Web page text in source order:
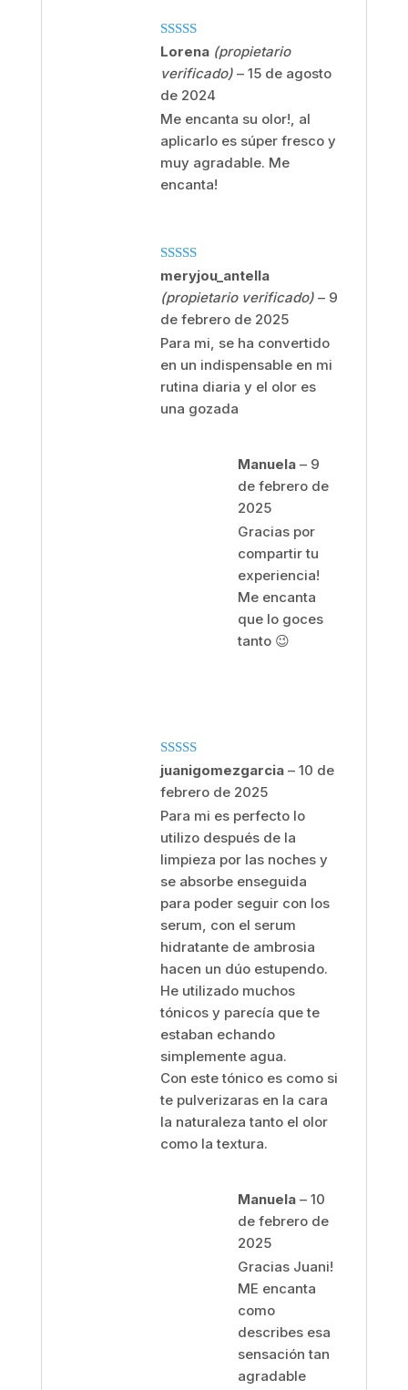
Valorado
de 5
Lorena (propietario
verificado) – 15 de agosto
de 2024
Me encanta su olor!, al
aplicarlo es súper fresco y
muy agradable. Me
encanta!
Valorado
5de 5
meryjou_antella
(propietario verificado) – 9
de febrero de 2025
Para mi, se ha convertido
en un indispensable en mi
rutina diaria y el olor es
una gozada
Manuela – 9
de febrero de
2025
Gracias por
compartir tu
experiencia!
Me encanta
que lo goces
tanto 😉
Valorado
con
de 5
juanigomezgarcia – 10 de
febrero de 2025
Para mi es perfecto lo
utilizo después de la
limpieza por las noches y
se absorbe enseguida
para poder seguir con los
serum, con el serum
hidratante de ambrosia
hacen un dúo estupendo.
He utilizado muchos
tónicos y parecía que te
estaban echando
simplemente agua.
Con este tónico es como si
te pulverizaras en la cara
la naturaleza tanto el olor
como la textura.
Manuela – 10
de febrero de
2025
Gracias Juani!
ME encanta
como
describes esa
sensación tan
agradable